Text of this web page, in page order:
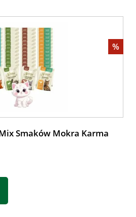
%
Smaków Mokra Karma